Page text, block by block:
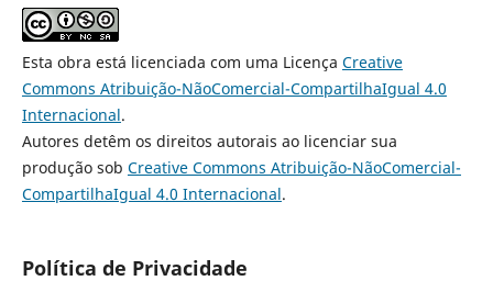
Esta obra está licenciada com uma Licença Creative
Commons Atribuição-NãoComercial-CompartilhaIgual 4.0
Internacional.
Autores detêm os direitos autorais ao licenciar sua
produção sob Creative Commons Atribuição-NãoComercial-
CompartilhaIgual 4.0 Internacional.
Política de Privacidade